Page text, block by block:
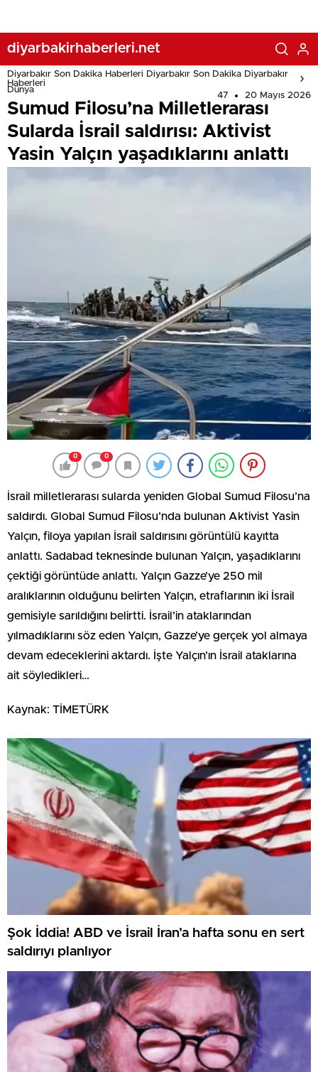
diyarbakirhaberleri.net
Diyarbakır Son Dakika Haberleri Diyarbakır Son Dakika Diyarbakır
Haberleri
Dünya
47 20 Mayıs 2026
Sumud Filosu’na Milletlerarası
Sularda İsrail saldırısı: Aktivist
Yasin Yalçın yaşadıklarını anlattı
0 0
İsrail milletlerarası sularda yeniden Global Sumud Filosu’na
saldırdı. Global Sumud Filosu’nda bulunan Aktivist Yasin
Yalçın, filoya yapılan İsrail saldırısını görüntülü kayıtta
anlattı. Sadabad teknesinde bulunan Yalçın, yaşadıklarını
çektiği görüntüde anlattı. Yalçın Gazze’ye 250 mil
aralıklarının olduğunu belirten Yalçın, etraflarının iki İsrail
gemisiyle sarıldığını belirtti. İsrail’in ataklarından
yılmadıklarını söz eden Yalçın, Gazze’ye gerçek yol almaya
devam edeceklerini aktardı. İşte Yalçın’ın İsrail ataklarına
ait söyledikleri…
Kaynak: TİMETÜRK
Şok İddia! ABD ve İsrail İran’a hafta sonu en sert
saldırıyı planlıyor